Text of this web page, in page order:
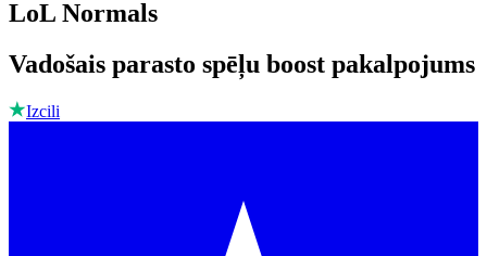
LoL Normals
Vadošais parasto spēļu boost pakalpojums
Izcili